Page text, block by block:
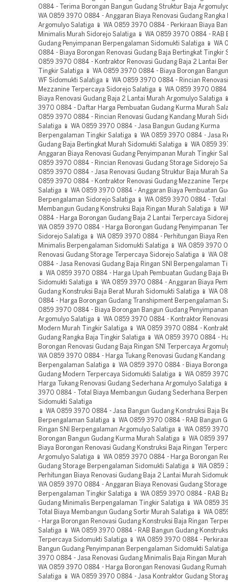
0884 - Terima Borongan Bangun Gudang Struktur Baja
WA 0859 3970 0884 - Anggaran Biaya Renovasi Gudang Rangka
Argomulyo Salatiga 📱 WA 0859 3970 0884 - Perkiraan Biaya
Minimalis Murah Sidorejo Salatiga 📱 WA 0859 3970 0884 - RAB
Gudang Penyimpanan Berpengalaman Sidomukti Salatiga 📱 WA
0884 - Biaya Borongan Renovasi Gudang Baja Bertingkat Tingkir
0859 3970 0884 - Kontraktor Renovasi Gudang Baja 2 Lantai
Tingkir Salatiga 📱 WA 0859 3970 0884 - Biaya Borongan
WF Sidomukti Salatiga 📱 WA 0859 3970 0884 - Rincian
Mezzanine Terpercaya Sidorejo Salatiga 📱 WA 0859 3970 0884
Biaya Renovasi Gudang Baja 2 Lantai Murah Argomulyo Salatiga
3970 0884 - Daftar Harga Pembuatan Gudang Kurma Murah
0859 3970 0884 - Rincian Renovasi Gudang Kandang Murah
Salatiga 📱 WA 0859 3970 0884 - Jasa Bangun Gudang Kurma
Berpengalaman Tingkir Salatiga 📱 WA 0859 3970 0884 - Jasa
Gudang Baja Bertingkat Murah Sidomukti Salatiga 📱 WA 0859
Anggaran Biaya Renovasi Gudang Penyimpanan Murah Tingkir
0859 3970 0884 - Rincian Renovasi Gudang Storage Sidorejo
0859 3970 0884 - Jasa Renovasi Gudang Struktur Baja Murah
0859 3970 0884 - Kontraktor Renovasi Gudang Mezzanine
Salatiga 📱 WA 0859 3970 0884 - Anggaran Biaya Pembuatan
Berpengalaman Sidorejo Salatiga 📱 WA 0859 3970 0884 - Total
Membangun Gudang Konstruksi Baja Ringan Murah Salatiga 📱
0884 - Harga Borongan Gudang Baja 2 Lantai Terpercaya
WA 0859 3970 0884 - Harga Borongan Gudang Penyimpanan
Sidorejo Salatiga 📱 WA 0859 3970 0884 - Perhitungan Biaya
Minimalis Berpengalaman Sidomukti Salatiga 📱 WA 0859 3970
Renovasi Gudang Storage Terpercaya Sidorejo Salatiga 📱 WA
0884 - Jasa Renovasi Gudang Baja Ringan SNI Berpengalaman
📱 WA 0859 3970 0884 - Harga Upah Pembuatan Gudang Baja
Sidomukti Salatiga 📱 WA 0859 3970 0884 - Anggaran Biaya
Gudang Konstruksi Baja Berat Murah Sidomukti Salatiga 📱 WA
0884 - Harga Borongan Gudang Transhipment Berpengalaman
0859 3970 0884 - Biaya Borongan Bangun Gudang
Argomulyo Salatiga 📱 WA 0859 3970 0884 - Kontraktor
Modern Murah Tingkir Salatiga 📱 WA 0859 3970 0884 -
Gudang Rangka Baja Tingkir Salatiga 📱 WA 0859 3970 0884 -
Borongan Renovasi Gudang Baja Ringan SNI Terpercaya
WA 0859 3970 0884 - Harga Tukang Renovasi Gudang Kandang
Berpengalaman Salatiga 📱 WA 0859 3970 0884 - Biaya
Gudang Modern Terpercaya Sidomukti Salatiga 📱 WA 0859
Harga Tukang Renovasi Gudang Sederhana Argomulyo Salatiga
3970 0884 - Total Biaya Membangun Gudang Sederhana
Sidomukti Salatiga
📱 WA 0859 3970 0884 - Jasa Bangun Gudang Konstruksi Baja Berat Berpengalaman Salatiga 📱 WA 0859 3970 0884 - RAB Bangun Gudang Baja Ringan SNI Berpengalaman Argomulyo Salatiga 📱 WA 0859 3970 0884 - Biaya Borongan Bangun Gudang Kurma Murah Salatiga 📱 WA 0859 3970 0884 - Biaya Borongan Renovasi Gudang Konstruksi Baja Ringan Terpercaya Argomulyo Salatiga 📱 WA 0859 3970 0884 - Harga Borongan Renovasi Gudang Storage Berpengalaman Sidomukti Salatiga 📱 WA 0859 3970 0884 - Perhitungan Biaya Renovasi Gudang Baja 2 Lantai Murah Sidomukti Salatiga 📱 WA 0859 3970 0884 - Anggaran Biaya Renovasi Gudang Storage Berpengalaman Tingkir Salatiga 📱 WA 0859 3970 0884 - RAB Bangun Gudang Minimalis Berpengalaman Tingkir Salatiga 📱 WA 0859 3970 0884 - Total Biaya Membangun Gudang Sortir Murah Salatiga 📱 WA 0859 3970 0884 - Harga Borongan Renovasi Gudang Konstruksi Baja Ringan Terpercaya Tingkir Salatiga 📱 WA 0859 3970 0884 - RAB Bangun Gudang Konstruksi Baja Ringan Terpercaya Sidomukti Salatiga 📱 WA 0859 3970 0884 - Perkiraan Biaya Bangun Gudang Penyimpanan Berpengalaman Sidomukti Salatiga 📱 WA 0859 3970 0884 - Jasa Renovasi Gudang Minimalis Baja Ringan Murah Salatiga 📱 WA 0859 3970 0884 - Harga Borongan Renovasi Gudang Rumah Sidomukti Salatiga 📱 WA 0859 3970 0884 - Jasa Kontraktor Gudang Storage Argomulyo Salatiga 📱 WA 0859 3970 0884 - Jasa Renovasi Gudang Kurma Argomulyo Salatiga 📱 WA 0859 3970 0884 - Daftar Harga Pembuatan Gudang Penyimpanan Salatiga 📱 WA 0859 3970 0884 - Rincian Renovasi Gudang Struktur Baja Terpercaya Salatiga 📱 WA 0859 3970 0884 - Biaya Borongan Bangun Gudang Struktur Baja Argomulyo Salatiga 📱 WA 0859 3970 0884 - Jasa Kontraktor Gudang Konstruksi Baja Berat Terpercaya Tingkir Salatiga 📱 WA 0859 3970 0884 - Biaya Borongan Bangun Gudang Sortir Murah Sidorejo Salatiga 📱 WA 0859 3970 0884 - Jasa Renovasi Gudang Konstruksi Baja Berat Murah Sidorejo Salatiga 📱 WA 0859 3970 0884 - Harga Borongan Gudang Mezzanine Berpengalaman Salatiga 📱 WA 0859 3970 0884 - Biaya Borongan Bangun Gudang Baja 2 Lantai Terpercaya Sidomukti Salatiga 📱 WA 0859 3970 0884 - Anggaran Biaya Pembuatan Gudang Baja Bertingkat Terpercaya Salatiga 📱 WA 0859 3970 0884 - Biaya Borongan Bangun Gudang Konstruksi Baja Berat Argomulyo Salatiga 📱 WA 0859 3970 0884 - Biaya Borongan Bangun Gudang Penyimpanan Murah Tingkir Salatiga 📱 WA 0859 3970 0884 - Daftar Harga Pembuatan Gudang Struktur Baja Murah Argomulyo Salatiga 📱 WA 0859 3970 0884 - Perhitungan Biaya Renovasi Gudang Baja 2 Lantai Terpercaya Argomulyo Salatiga 📱 WA 0859 3970 0884 - Harga Borongan Gudang Baja Bertingkat Murah Sidomukti Salatiga 📱 WA 0859 3970 0884 - Kontraktor Renovasi Gudang Minimalis Baja Ringan Murah Salatiga 📱 WA 0859 3970 0884 - Perhitungan Biaya Renovasi Gudang Sederhana Murah Tingkir Salatiga 📱 WA 0859 3970 0884 - Total Biaya Membangun Gudang Transhipment Terpercaya Argomulyo Salatiga 📱 WA 0859 3970 0884 - Jasa Kontraktor Gudang Minimalis Murah Tingkir Salatiga 📱 WA 0859 3970 0884 - Jasa Kontraktor Gudang Konstruksi Baja Berat Murah Tingkir Salatiga 📱 WA 0859 3970 0884 - Terima Borongan Bangun Gudang Sederhana Murah Tingkir Salatiga 📱 WA 0859 3970 0884 - Anggaran Biaya Pembuatan Gudang Modern Berpengalaman Tingkir Salatiga 📱 WA 0859 3970 0884 - Harga Borongan Gudang Struktur Baja Berpengalaman Argomulyo Salatiga 📱 WA 0859 3970 0884 - Biaya Borongan Bangun Gudang Transhipment Terpercaya Salatiga 📱 WA 0859 3970 0884 - Jasa Renovasi Gudang Kurma Berpengalaman Salatiga 📱 WA 0859 3970 0884 - Jasa Kontraktor Gudang Kurma Berpengalaman Tingkir Salatiga 📱 WA 0859 3970 0884 - Total Biaya Membangun Gudang Baja Bertingkat Sidorejo Salatiga 📱 WA 0859 3970 0884 - Anggaran Biaya Pembuatan Gudang Kurma Murah Sidomukti Salatiga 📱 WA 0859 3970 0884 - Jasa Kontraktor Gudang Storage Murah Tingkir Salatiga 📱 WA 0859 3970 0884 - Rincian Renovasi Gudang Minimalis Baja Ringan Berpengalaman Tingkir Salatiga 📱 WA 0859 3970 0884 - Anggaran Biaya Pembuatan Gudang Rumah Murah Sidomukti Salatiga 📱 WA 0859 3970 0884 - RAB Bangun Gudang Konstruksi Baja Ringan Sidorejo Salatiga 📱 WA 0859 3970 0884 - Harga Borongan Gudang Storage Murah Salatiga 📱 WA 0859 3970 0884 - Harga Borongan Gudang Modern Salatiga 📱 WA 0859 3970 0884 - Kontraktor Renovasi Gudang Konstruksi Baja Berat Murah Salatiga 📱 WA 0859 3970 0884 - Harga Borongan Gudang Sortir Tingkir Salatiga 📱 WA 0859 3970 0884 - Biaya Pemborong Renovasi Gudang Sortir Berpengalaman Salatiga 📱 WA 0859 3970 0884 - Total Biaya Membangun Gudang Rangka Baja Salatiga 📱 WA 0859 3970 0884 - RAB Bangun Gudang Rangka Baja Murah Tingkir Salatiga 📱 WA 0859 3970 0884 - Rincian Renovasi Gudang Kandang Terpercaya Salatiga 📱 WA 0859 3970 0884 - Jasa Bangun Gudang Minimalis Berpengalaman Sidomukti Salatiga 📱 WA 0859 3970 0884 - Biaya Pemborong Renovasi Gudang Konstruksi Baja Ringan Berpengalaman Salatiga 📱 WA 0859 3970 0884 - Perhitungan Biaya Renovasi Gudang Baja WF Terpercaya Argomulyo Salatiga 📱 WA 0859 3970 0884 - Harga Tukang Renovasi Gudang Sederhana Terpercaya Salatiga 📱 WA 0859 3970 0884 - Anggaran Biaya Pembuatan Gudang Struktur Baja Berpengalaman Salatiga 📱 WA 0859 3970 0884 - Harga Borongan Gudang Mezzanine Murah Tingkir Salatiga 📱 WA 0859 3970 0884 - Total Biaya Membangun Gudang Baja Bertingkat Terpercaya Sidorejo Salatiga 📱 WA 0859 3970 0884 - Harga Tukang Renovasi Gudang Rangka Baja Terpercaya Sidorejo Salatiga 📱 WA 0859 3970 0884 - Kontraktor Renovasi Gudang Kandang Murah Argomulyo Salatiga 📱 WA 0859 3970 0884 - Jasa Bangun Gudang Konstruksi Baja Berat Salatiga 📱 WA 0859 3970 0884 - Anggaran Biaya Pembuatan Gudang Baja Ringan SNI Murah Sidorejo Salatiga 📱 WA 0859 3970 0884 - Anggaran Biaya Pembuatan Gudang Rumah Sidomukti Salatiga 📱 WA 0859 3970 0884 - Harga Upah Pembuatan Gudang Modern Salatiga 📱 WA 0859 3970 0884 - Jasa Kontraktor Gudang Kandang Berpengalaman Tingkir Salatiga 📱 WA 0859 3970 0884 - Anggaran Biaya Renovasi Gudang Sederhana Sidorejo Salatiga 📱 WA 0859 3970 0884 - Jasa Renovasi Gudang Konstruksi Baja Ringan Terpercaya Argomulyo Salatiga 📱 WA 0859 3970 0884 - RAB Bangun Gudang Rangka Baja Terpercaya Sidorejo Salatiga 📱 WA 0859 3970 0884 - Terima Borongan Bangun Gudang Minimalis Baja Ringan Argomulyo Salatiga 📱 WA 0859 3970 0884 - Kontraktor Renovasi Gudang Penyimpanan Salatiga 📱 WA 0859 3970 0884 - Perhitungan Biaya Renovasi Gudang Penyimpanan Tingkir Salatiga 📱 WA 0859 3970 0884 - Biaya Borongan Renovasi Gudang Baja Ringan SNI Terpercaya Argomulyo Salatiga 📱 WA 0859 3970 0884 - Biaya Borongan Renovasi Gudang Baja 2 Lantai Berpengalaman Sidomukti Salatiga 📱 WA 0859 3970 0884 - Biaya Borongan Bangun Gudang Konstruksi Baja Berat Terpercaya Sidorejo Salatiga 📱 WA 0859 3970 0884 - Biaya Pemborong Renovasi Gudang Baja Bertingkat Berpengalaman Tingkir Salatiga 📱 WA 0859 3970 0884 - Harga Tukang Renovasi Gudang Sederhana Murah Sidorejo Salatiga 📱 WA 0859 3970 0884 - Harga Borongan Renovasi Gudang Konstruksi Baja Ringan Berpengalaman Tingkir Salatiga 📱 WA 0859 3970 0884 - Perhitungan Biaya Renovasi Gudang Baja WF Sidorejo Salatiga 📱 WA 0859 3970 0884 - Harga Upah Pembuatan Gudang Baja 2 Lantai Murah Tingkir Salatiga 📱 WA 0859 3970 0884 - Perhitungan Biaya Renovasi Gudang Transhipment Sidorejo Salatiga 📱 WA 0859 3970 0884 - Anggaran Biaya Renovasi Gudang Struktur Baja Murah Sidomukti Salatiga 📱 WA 0859 3970 0884 - Rincian Renovasi Gudang Sortir Murah Sidomukti Salatiga 📱 WA 0859 3970 0884 - Terima Borongan Bangun Gudang Konstruksi Baja Berat Murah Sidorejo Salatiga 📱 WA 0859 3970 0884 - Harga Borongan Gudang Baja WF Murah Tingkir Salatiga 📱 WA 0859 3970 0884 - RAB Bangun Gudang Struktur Baja Tingkir Salatiga 📱 WA 0859 3970 0884 - Biaya Borongan Bangun Gudang Minimalis Terpercaya Sidomukti Salatiga 📱 WA 0859 3970 0884 - Daftar Harga Pembuatan Gudang Storage Murah Sidomukti Salatiga 📱 WA 0859 3970 0884 - Harga Borongan Gudang Storage Berpengalaman Sidorejo Salatiga 📱 WA 0859 3970 0884 - Harga Upah Pembuatan Gudang Sortir Murah Argomulyo Salatiga 📱 WA 0859 3970 0884 - Biaya Pemborong Renovasi Gudang Storage Murah Sidomukti Salatiga 📱 WA 0859 3970 0884 - Jasa Bangun Gudang Mezzanine Murah Sidomukti Salatiga 📱 WA 0859 3970 0884 - Total Biaya Membangun Gudang Kurma Terpercaya Tingkir Salatiga 📱 WA 0859 3970 0884 - Harga Borongan Gudang Rumah Salatiga 📱 WA 0859 3970 0884 - RAB Bangun Gudang Rumah Tingkir Salatiga 📱 WA 0859 3970 0884 - Harga Borongan Renovasi Gudang Rangka Baja Berpengalaman Sidomukti Salatiga 📱 WA 0859 3970 0884 - Anggaran Biaya Pembuatan Gudang Storage Murah Sidomukti Salatiga 📱 WA 0859 3970 0884 - Jasa Renovasi Gudang Minimalis Baja Ringan Sidorejo Salatiga 📱 WA 0859 3970 0884 - Anggaran Biaya Renovasi Gudang Baja Bertingkat Berpengalaman Sidomukti Salatiga 📱 WA 0859 3970 0884 - Kontraktor Renovasi Gudang Transhipment Terpercaya Sidomukti Salatiga 📱 WA 0859 3970 0884 - Perhitungan Biaya Renovasi Gudang Baja 2 Lantai Argomulyo Salatiga 📱 WA 0859 3970 0884 - Perkiraan Biaya Bangun Gudang Storage Sidorejo Salatiga 📱 WA 0859 3970 0884 - Perhitungan Biaya Renovasi Gudang Struktur Baja Terpercaya Argomulyo Salatiga 📱 WA 0859 3970 0884 - Perhitungan Biaya Renovasi Gudang Baja Bertingkat Sidomukti Salatiga 📱 WA 0859 3970 0884 - Harga Tukang Renovasi Gudang Kurma Berpengalaman Salatiga 📱 WA 0859 3970 0884 - Daftar Harga Pembuatan Gudang Rangka Baja Murah Tingkir Salatiga 📱 WA 0859 3970 0884 - Rincian Renovasi Gudang Rangka Baja Sidorejo Salatiga 📱